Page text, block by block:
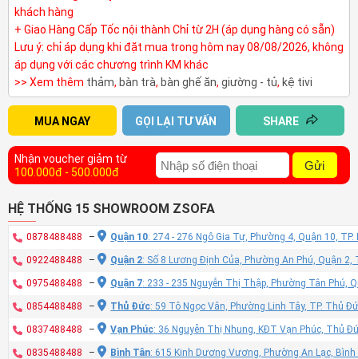
khách hàng
+ Giao Hàng Cấp Tốc nội thành Chỉ từ 2H (áp dụng hàng có sẵn)
Lưu ý: chỉ áp dụng khi đặt mua trong hôm nay 08/08/2026, không
áp dụng với các chương trình KM khác
>> Xem thêm thảm, bàn trà, bàn ghế ăn, giường - tủ, kệ tivi
MUA NGAY GỌI LẠI TƯ VẤN SHARE
Nhận voucher giảm từ
100.000đ - 500.000đ
Gửi
HỆ THỐNG 15 SHOWROOM ZSOFA
0878488488 – Quận 10: 274 - 276 Ngô Gia Tự, Phường 4, Quận 10, TP.
0922488488 – Quận 2: Số 8 Lương Định Của, Phường An Phú, Quận 2,
0975488488 – Quận 7: 233 - 235 Nguyễn Thị Thập, Phường Tân Phú,
0854488488 – Thủ Đức: 59 Tô Ngọc Vân, Phường Linh Tây, TP. Thủ
0837488488 – Vạn Phúc: 36 Nguyễn Thị Nhung, KĐT Vạn Phúc, Thủ
0835488488 – Bình Tân: 615 Kinh Dương Vương, Phường An Lạc, Bình